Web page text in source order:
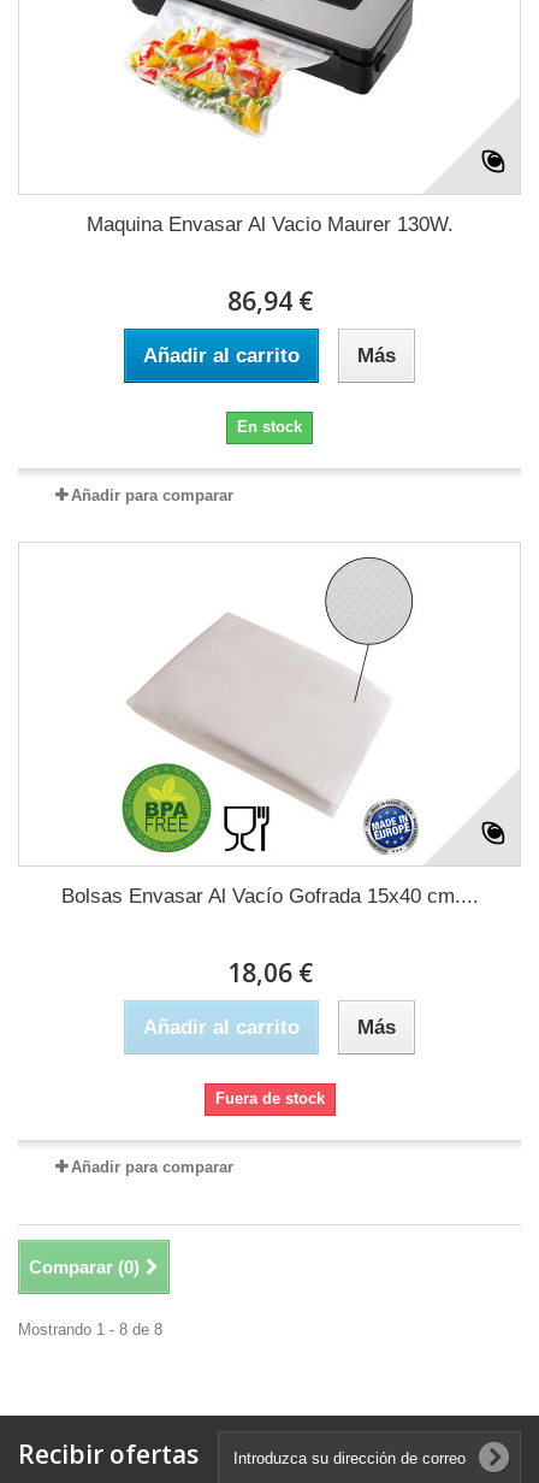
Maquina Envasar Al Vacio Maurer 130W.
86,94 €
Añadir al carrito Más
En stock
Añadir para comparar
Bolsas Envasar Al Vacío Gofrada 15x40 cm....
18,06 €
Añadir al carrito Más
Fuera de stock
Añadir para comparar
Comparar (0)
Mostrando 1 - 8 de 8
Recibir ofertas